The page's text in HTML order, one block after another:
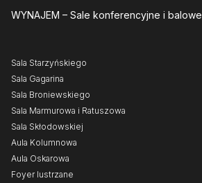
WYNAJEM – Sale konferencyjne i balowe
Sala Starzyńskiego
Sala Gagarina
Sala Broniewskiego
Sala Marmurowa i Ratuszowa
Sala Skłodowskiej
Aula Kolumnowa
Aula Oskarowa
Foyer lustrzane